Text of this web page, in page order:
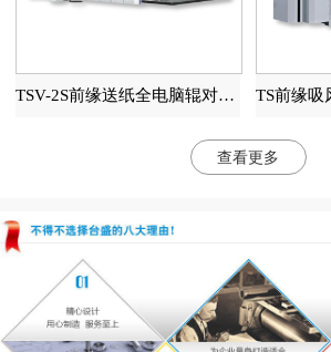
TSV-2S前缘送纸全电脑辊对辊高速印刷开槽模切机
查看更多